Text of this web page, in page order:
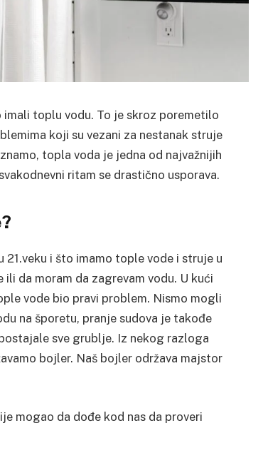
imali toplu vodu. To je skroz poremetilo
koji su vezani za nestanak struje
topla voda je jedna od najvažnijih
ritam se drastično usporava.
21.veku i što imamo tople vode i struje u
da moram da zagrevam vodu. U kući
vode bio pravi problem. Nismo mogli
na šporetu, pranje sudova je takođe
sve grublje. Iz nekog razloga
bojler. Naš bojler održava majstor
mogao da dođe kod nas da proveri